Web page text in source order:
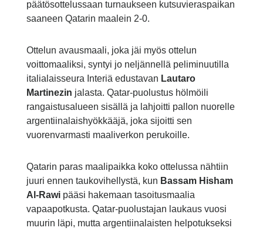
päätösottelussaan turnaukseen kutsuvieraspaikan
saaneen Qatarin maalein 2-0.
Ottelun avausmaali, joka jäi myös ottelun
voittomaaliksi, syntyi jo neljännellä peliminuutilla
italialaisseura Interiä edustavan Lautaro
Martinezin jalasta. Qatar-puolustus hölmöili
rangaistusalueen sisällä ja lahjoitti pallon nuorelle
argentiinalaishyökkääjä, joka sijoitti sen
vuorenvarmasti maaliverkon perukoille.
Qatarin paras maalipaikka koko ottelussa nähtiin
juuri ennen taukovihellystä, kun Bassam Hisham
Al-Rawipääsi hakemaan tasoitusmaalia
vapaapotkusta. Qatar-puolustajan laukaus vuosi
muurin läpi, mutta argentiinalaisten helpotukseksi